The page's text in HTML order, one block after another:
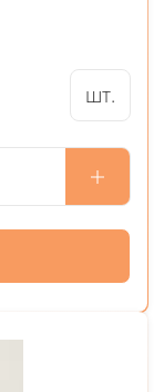
шт.